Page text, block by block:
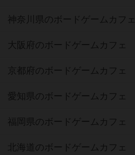
神奈川県のボードゲームカフェ
大阪府のボードゲームカフェ
京都府のボードゲームカフェ
愛知県のボードゲームカフェ
福岡県のボードゲームカフェ
北海道のボードゲームカフェ